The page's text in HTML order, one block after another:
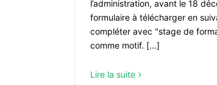
l’administration, avant le 18
formulaire à télécharger en
compléter avec "stage de
comme motif. [...]
Lire la suite